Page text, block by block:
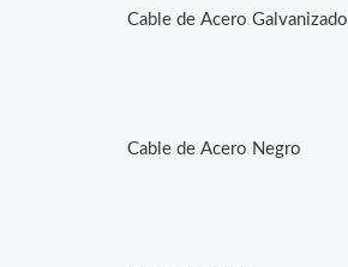
Cable de Acero Galvanizado
Cable de Acero Negro